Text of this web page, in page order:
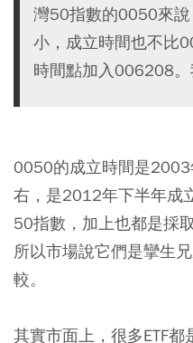
灣50指數的0050來
小，成立時間也不比
時間點加入006208。
0050的成立時間是
右，是2012年下半年成
50指數，加上也都是採
所以市場說它們是攣生
較。
其實市面上，很多ETF